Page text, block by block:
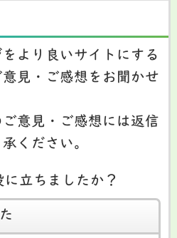
より良いサイトにする
見・ご感想をお聞かせ
意見・ご感想には返信
ください。
立ちましたか？